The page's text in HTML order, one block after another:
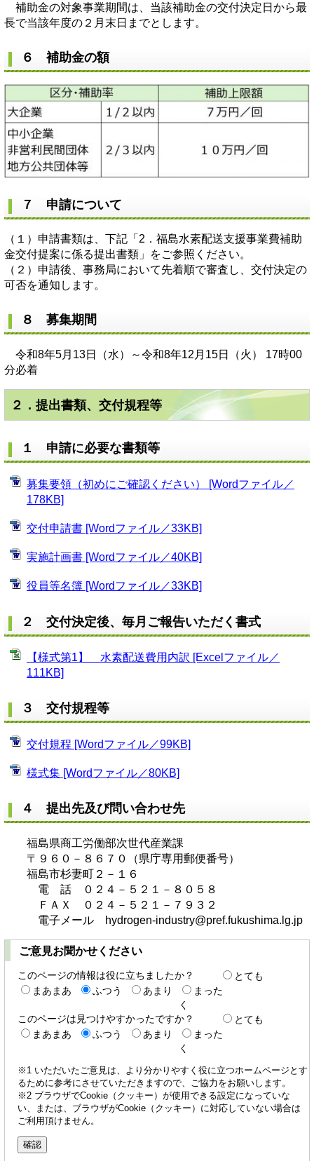
補助金の対象事業期間は、当該補助金の交付決定日から最
長で当該年度の２月末日までとします。
６ 補助金の額
７ 申請について
（１）申請書類は、下記「2．福島水素配送支援事業費補助
金交付提案に係る提出書類」をご参照ください。
（２）申請後、事務局において先着順で審査し、交付決定の
可否を通知します。
８ 募集期間
令和8年5月13日（水）～令和8年12月15日（火） 17時00
分必着
２．提出書類、交付規程等
１ 申請に必要な書類等
募集要領（初めにご確認ください） [Wordファイル／
178KB]
交付申請書 [Wordファイル／33KB]
実施計画書 [Wordファイル／40KB]
役員等名簿 [Wordファイル／33KB]
２ 交付決定後、毎月ご報告いただく書式
【様式第1】 水素配送費用内訳 [Excelファイル／
111KB]
３ 交付規程等
交付規程 [Wordファイル／99KB]
様式集 [Wordファイル／80KB]
４ 提出先及び問い合わせ先
福島県商工労働部次世代産業課
〒９６０－８６７０（県庁専用郵便番号）
福島市杉妻町２－１６
電 話 ０２４－５２１－８０５８
ＦＡＸ ０２４－５２１－７９３２
電子メール hydrogen-industry@pref.fukushima.lg.jp
ご意見お聞かせください
このページの情報は役に立ちましたか？
とても
まあまあ
ふつう あまり
まった
く
このページは見つけやすかったですか？
とても
まあまあ
ふつう あまり
まった
く
※1 いただいたご意見は、より分かりやすく役に立つホームページとす
るために参考にさせていただきますので、ご協力をお願いします。
※2 ブラウザでCookie（クッキー）が使用できる設定になっていな
い、または、ブラウザがCookie（クッキー）に対応していない場合は
ご利用頂けません。